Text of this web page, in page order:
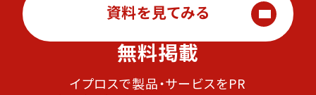
資料を見てみる
無料掲載
イプロスで製品・サービスをPR